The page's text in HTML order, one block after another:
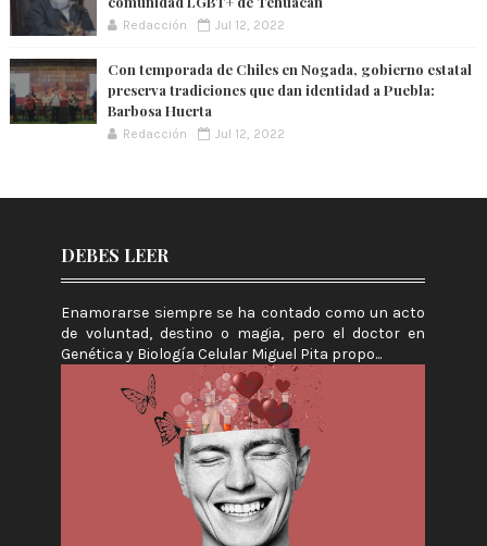
Redacción Jul 12, 2022
Con temporada de Chiles en Nogada, gobierno estatal
preserva tradiciones que dan identidad a Puebla:
Barbosa Huerta
Redacción Jul 12, 2022
DEBES LEER
Enamorarse siempre se ha contado como un acto
de voluntad, destino o magia, pero el doctor en
Genética y Biología Celular Miguel Pita propo...